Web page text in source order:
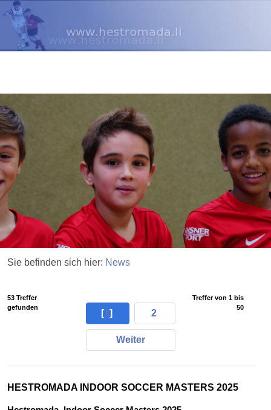
Sie befinden sich hier: News
53 Treffer
gefunden
[1] 2
Weiter
Treffer von 1 bis
50
HESTROMADA INDOOR SOCCER MASTERS 2025